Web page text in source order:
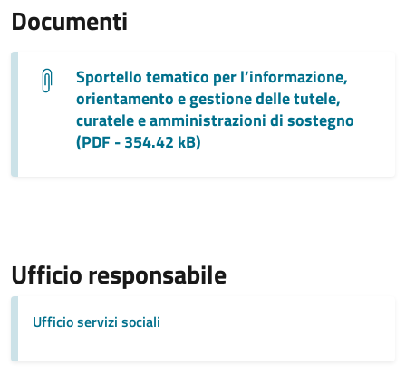
Documenti
Sportello tematico per l’informazione,
orientamento e gestione delle tutele,
curatele e amministrazioni di sostegno
(PDF - 354.42 kB)
Ufficio responsabile
Ufficio servizi sociali